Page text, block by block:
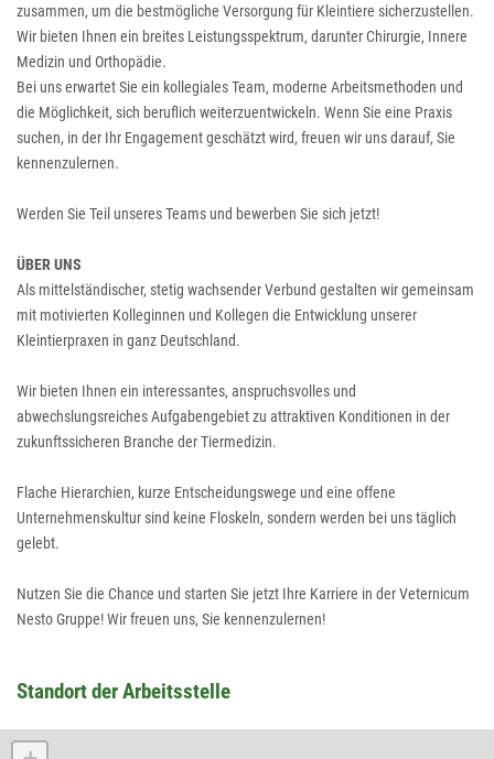
zusammen, um die bestmögliche Versorgung für Kleintiere sicherzustellen.
Wir bieten Ihnen ein breites Leistungsspektrum, darunter Chirurgie, Innere
Medizin und Orthopädie.
Bei uns erwartet Sie ein kollegiales Team, moderne Arbeitsmethoden und
die Möglichkeit, sich beruflich weiterzuentwickeln. Wenn Sie eine Praxis
suchen, in der Ihr Engagement geschätzt wird, freuen wir uns darauf, Sie
kennenzulernen.
Werden Sie Teil unseres Teams und bewerben Sie sich jetzt!
ÜBER UNS
Als mittelständischer, stetig wachsender Verbund gestalten wir gemeinsam
mit motivierten Kolleginnen und Kollegen die Entwicklung unserer
Kleintierpraxen in ganz Deutschland.
Wir bieten Ihnen ein interessantes, anspruchsvolles und
abwechslungsreiches Aufgabengebiet zu attraktiven Konditionen in der
zukunftssicheren Branche der Tiermedizin.
Flache Hierarchien, kurze Entscheidungswege und eine offene
Unternehmenskultur sind keine Floskeln, sondern werden bei uns täglich
gelebt.
Nutzen Sie die Chance und starten Sie jetzt Ihre Karriere in der Veternicum
Nesto Gruppe! Wir freuen uns, Sie kennenzulernen!
Standort der Arbeitsstelle